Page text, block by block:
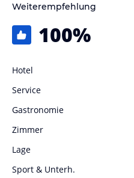
Weiterempfehlung
100%
Hotel
Service
Gastronomie
Zimmer
Lage
Sport & Unterh.